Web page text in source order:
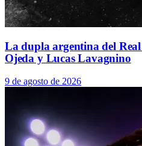
La dupla argentina del
Ojeda y Lucas Lavagnino
9 de agosto de 2026